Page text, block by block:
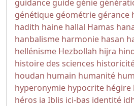
guidance guide génie
génétique géométrie gérance
hadith haine hallal Hamas
hanbalisme harmonie hasan
hellénisme Hezbollah hijra
histoire des sciences
houdan humain humanité
hyperonymie hypocrite hégire
héros ia Iblis ici-bas identité